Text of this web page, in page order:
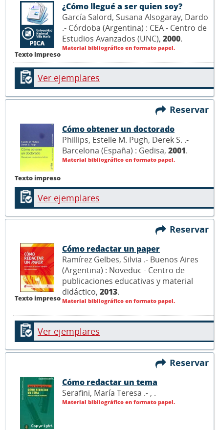
Texto impreso
¿Cómo llegué a ser quien soy?
García Salord, Susana Alsogaray, Dardo
.- Córdoba (Argentina) : CEA - Centro de
Estudios Avanzados (UNC), 2000.
Material bibliográfico en formato papel.
Ver ejemplares
Reservar
Texto impreso
Cómo obtener un doctorado
Phillips, Estelle M. Pugh, Derek S. .-
Barcelona (España) : Gedisa, 2001.
Material bibliográfico en formato papel.
Ver ejemplares
Reservar
Texto impreso
Cómo redactar un paper
Ramírez Gelbes, Silvia .- Buenos Aires
(Argentina) : Noveduc - Centro de
publicaciones educativas y material
didáctico, 2013.
Material bibliográfico en formato papel.
Ver ejemplares
Reservar
Cómo redactar un tema
Serafini, María Teresa .- , .
Material bibliográfico en formato papel.